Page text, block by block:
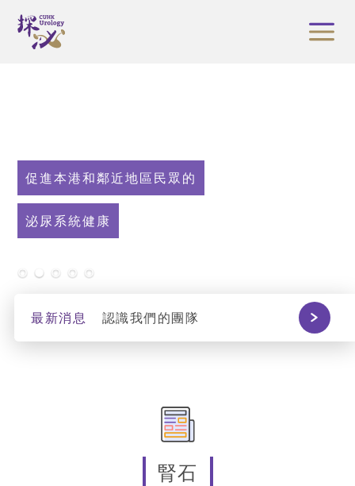
促進本港和鄰近地區民眾的
泌尿系統健康
最新消息 認識我們的團隊
腎石